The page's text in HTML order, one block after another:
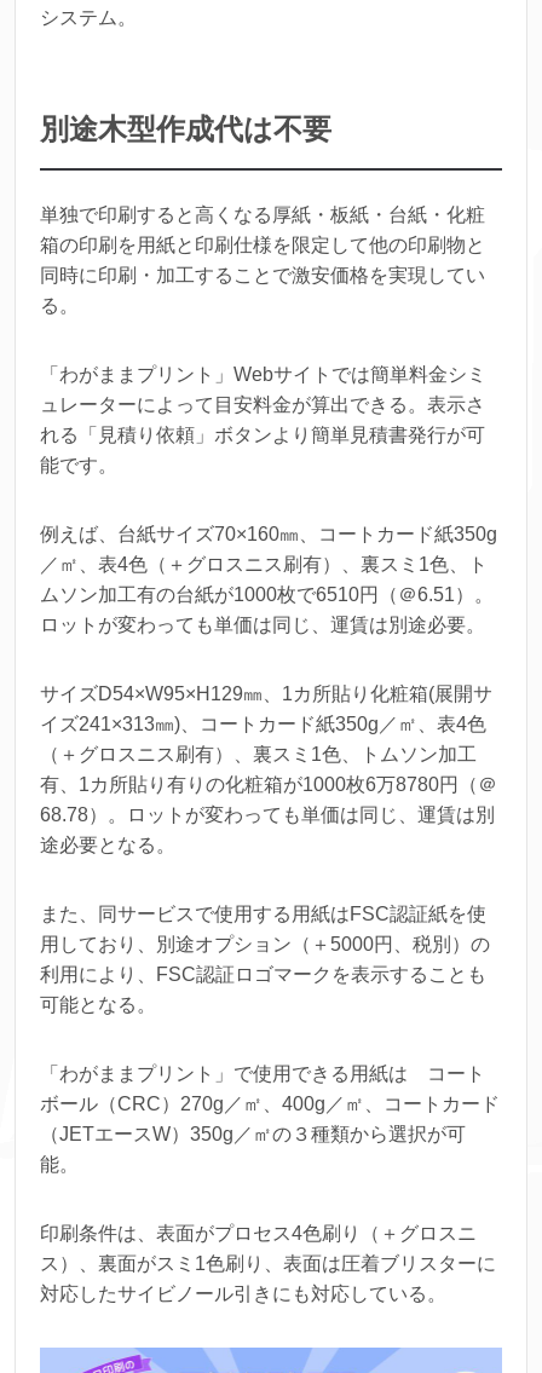
システム。
別途木型作成代は不要
単独で印刷すると高くなる厚紙・板紙・台紙・化粧
箱の印刷を用紙と印刷仕様を限定して他の印刷物と
同時に印刷・加工することで激安価格を実現してい
る。
「わがままプリント」Webサイトでは簡単料金シミ
ュレーターによって目安料金が算出できる。表示さ
れる「見積り依頼」ボタンより簡単見積書発行が可
能です。
例えば、台紙サイズ70×160㎜、コートカード紙350g
／㎡、表4色（＋グロスニス刷有）、裏スミ1色、ト
ムソン加工有の台紙が1000枚で6510円（＠6.51）。
ロットが変わっても単価は同じ、運賃は別途必要。
サイズD54×W95×H129㎜、1カ所貼り化粧箱(展開サ
イズ241×313㎜)、コートカード紙350g／㎡、表4色
（＋グロスニス刷有）、裏スミ1色、トムソン加工
有、1カ所貼り有りの化粧箱が1000枚6万8780円（＠
68.78）。ロットが変わっても単価は同じ、運賃は別
途必要となる。
また、同サービスで使用する用紙はFSC認証紙を使
用しており、別途オプション（＋5000円、税別）の
利用により、FSC認証ロゴマークを表示することも
可能となる。
「わがままプリント」で使用できる用紙は コート
ボール（CRC）270g／㎡、400g／㎡、コートカード
（JETエースW）350g／㎡の３種類から選択が可
能。
印刷条件は、表面がプロセス4色刷り（＋グロスニ
ス）、裏面がスミ1色刷り、表面は圧着ブリスターに
対応したサイビノール引きにも対応している。